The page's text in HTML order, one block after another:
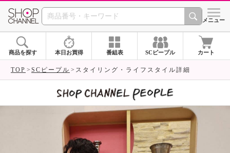
SHOP CHANNEL シメニュー
商品を探す 本日お買得 番組表 SCピープル カート
TOP SCピープル スタイリング・ライフスタイル詳細